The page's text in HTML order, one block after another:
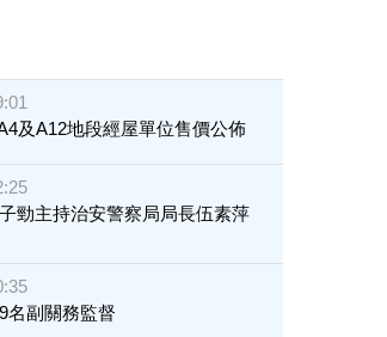
及A12地段經屋單位售價公佈
勁主持治安警察局局長伍素萍
名副關務監督